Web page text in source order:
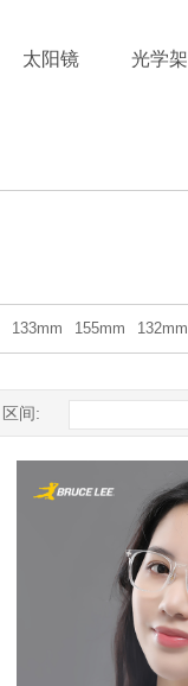
太阳镜 光学架
133mm 155mm 132mm
区间: